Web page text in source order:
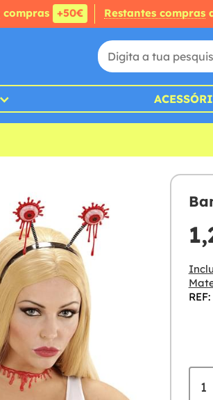
compras +50€ Restantes compras